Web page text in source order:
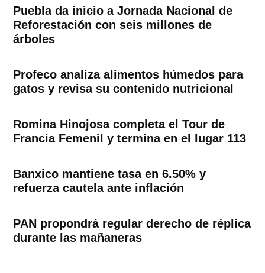
Puebla da inicio a Jornada Nacional de
Reforestación con seis millones de
árboles
Profeco analiza alimentos húmedos para
gatos y revisa su contenido nutricional
Romina Hinojosa completa el Tour de
Francia Femenil y termina en el lugar 113
Banxico mantiene tasa en 6.50% y
refuerza cautela ante inflación
PAN propondrá regular derecho de réplica
durante las mañaneras